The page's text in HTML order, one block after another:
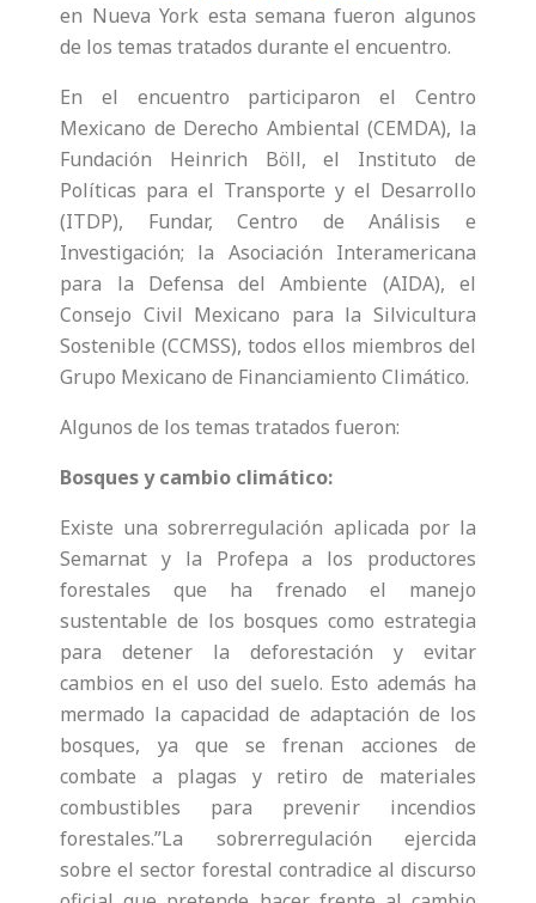
en Nueva York esta semana fueron algunos
de los temas tratados durante el encuentro.
En el encuentro participaron el Centro
Mexicano de Derecho Ambiental (CEMDA), la
Fundación Heinrich Böll, el Instituto de
Políticas para el Transporte y el Desarrollo
(ITDP), Fundar, Centro de Análisis e
Investigación; la Asociación Interamericana
para la Defensa del Ambiente (AIDA), el
Consejo Civil Mexicano para la Silvicultura
Sostenible (CCMSS), todos ellos miembros del
Grupo Mexicano de Financiamiento Climático.
Algunos de los temas tratados fueron:
Bosques y cambio climático:
Existe una sobrerregulación aplicada por la
Semarnat y la Profepa a los productores
forestales que ha frenado el manejo
sustentable de los bosques como estrategia
para detener la deforestación y evitar
cambios en el uso del suelo. Esto además ha
mermado la capacidad de adaptación de los
bosques, ya que se frenan acciones de
combate a plagas y retiro de materiales
combustibles para prevenir incendios
forestales.”La sobrerregulación ejercida
sobre el sector forestal contradice al discurso